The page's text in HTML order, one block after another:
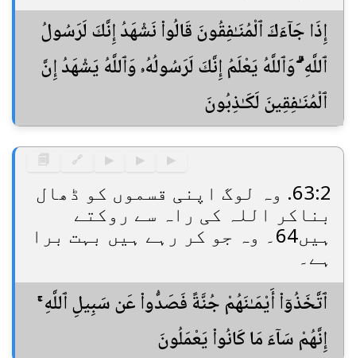
إِذَا جَآءَكَ ٱلْمُنَـٰفِقُونَ قَالُوا۟ نَشْهَدُ إِنَّكَ لَرَسُولُ
ٱللَّهِ ۗ وَٱللَّهُ يَعْلَمُ إِنَّكَ لَرَسُولُهُۥ وَٱللَّهُ يَشْهَدُ إِنَّ
ٱلْمُنَـٰفِقِينَ لَكَـٰذِبُونَ
▶
▶
▶
🔗
🗐
63:2. وہ لوگ اپنی قسموں کو ڈھال
بناکر اللہ کی راہ سے روکتے
ہیں64۔ وہ جو کر رہے ہیں بہت برا
ہے۔
ٱتَّخَذُوٓا۟ أَيْمَـٰنَهُمْ جُنَّةً فَصَدُّوا۟ عَن سَبِيلِ ٱللَّهِ ۚ
إِنَّهُمْ سَآءَ مَا كَانُوا۟ يَعْمَلُونَ